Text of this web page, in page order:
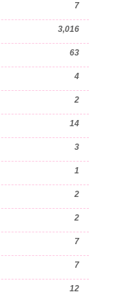
7
3,016
63
4
2
14
3
1
2
2
7
7
12